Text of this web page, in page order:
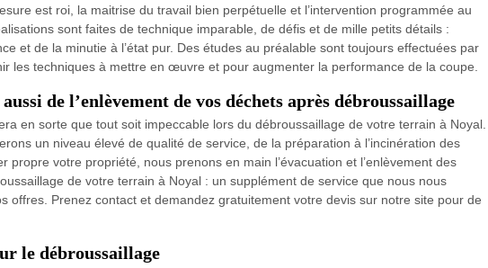
est roi, la maitrise du travail bien perpétuelle et l’intervention programmée au
sont faites de technique imparable, de défis et de mille petits détails :
et de la minutie à l’état pur. Des études au préalable sont toujours effectuées par
les techniques à mettre en œuvre et pour augmenter la performance de la coupe.
de l’enlèvement de vos déchets après débroussaillage
en sorte que tout soit impeccable lors du débroussaillage de votre terrain à Noyal.
un niveau élevé de qualité de service, de la préparation à l’incinération des
propre votre propriété, nous prenons en main l’évacuation et l’enlèvement des
de votre terrain à Noyal : un supplément de service que nous nous
offres. Prenez contact et demandez gratuitement votre devis sur notre site pour de
le débroussaillage